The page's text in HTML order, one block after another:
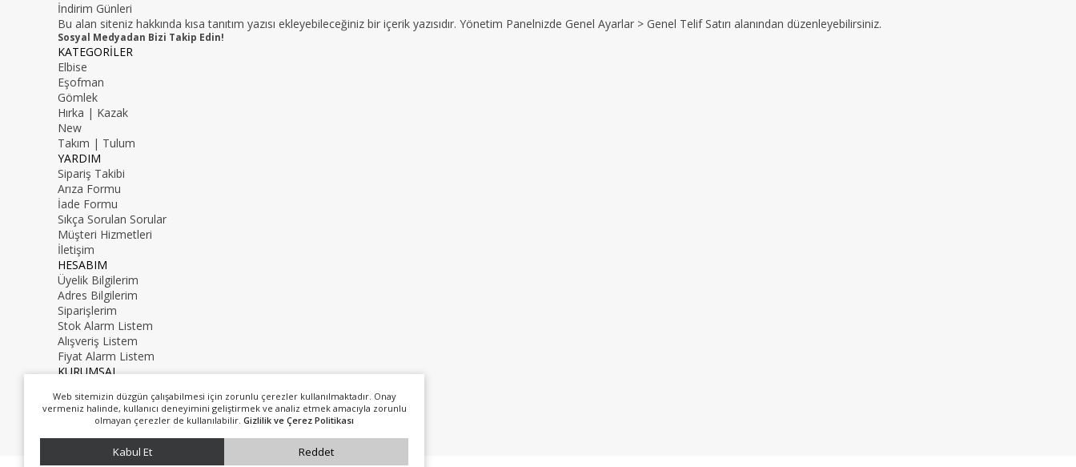
Web sitemizin düzgün çalışabilmesi için zorunlu çerezler kullanılmaktadır. Onay
vermeniz halinde, kullanıcı deneyimini geliştirmek ve analiz etmek amacıyla zorunlu
olmayan çerezler de kullanılabilir. Gizlilik ve Çerez Politikası
Kabul Et Reddet
İndirim Günleri
Bu alan siteniz hakkında kısa tanıtım yazısı ekleyebileceğiniz bir içerik yazısıdır. Yönetim Panelnizde Genel Ayarlar > Genel Telif Satırı alanından düzenleyebilirsiniz.
Sosyal Medyadan Bizi Takip Edin!
KATEGORİLER
Elbise
Eşofman
Gömlek
Hırka | Kazak
New
Takım | Tulum
YARDIM
Sipariş Takibi
Arıza Formu
İade Formu
Sıkça Sorulan Sorular
Müşteri Hizmetleri
İletişim
HESABIM
Üyelik Bilgilerim
Adres Bilgilerim
Siparişlerim
Stok Alarm Listem
Alışveriş Listem
Fiyat Alarm Listem
KURUMSAL
Hakkımızda
0216 000 00 00